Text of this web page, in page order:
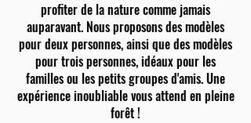
profiter de la nature comme jamais
auparavant. Nous proposons des modèles
pour deux personnes, ainsi que des modèles
pour trois personnes, idéaux pour les
familles ou les petits groupes d'amis. Une
expérience inoubliable vous attend en pleine
forêt !